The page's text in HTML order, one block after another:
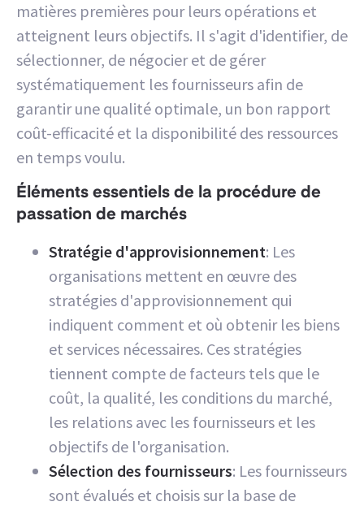
matières premières pour leurs opérations et
atteignent leurs objectifs. Il s'agit d'identifier, de
sélectionner, de négocier et de gérer
systématiquement les fournisseurs afin de
garantir une qualité optimale, un bon rapport
coût-efficacité et la disponibilité des ressources
en temps voulu.
Éléments essentiels de la procédure de
passation de marchés
Stratégie d'approvisionnement: Les
organisations mettent en œuvre des
stratégies d'approvisionnement qui
indiquent comment et où obtenir les biens
et services nécessaires. Ces stratégies
tiennent compte de facteurs tels que le
coût, la qualité, les conditions du marché,
les relations avec les fournisseurs et les
objectifs de l'organisation.
Sélection des fournisseurs: Les fournisseurs
sont évalués et choisis sur la base de